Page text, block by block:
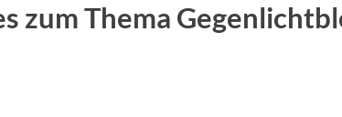
zum Thema